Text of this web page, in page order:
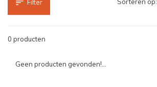
Filter
0 producten
Geen producten gevonden!...